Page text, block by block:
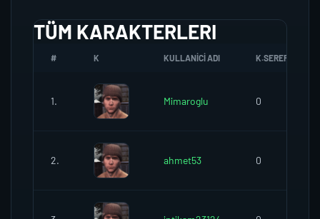
TÜM KARAKTERLERI
# K KULLANICI ADI K.SEREFI
1. Mimaroglu 0
2. ahmet53 0